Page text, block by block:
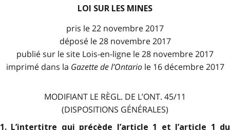
LOI SUR LES MINES
pris le 22 novembre 2017
déposé le 28 novembre 2017
publié sur le site Lois-en-ligne le 28 novembre 2017
imprimé dans la Gazette de l’Ontariole 16 décembre 2017
MODIFIANT LE RÈGL. DE L’ONT. 45/11
(DISPOSITIONS GÉNÉRALES)
1. L’intertitre qui précède l’article 1 et l’article 1 du